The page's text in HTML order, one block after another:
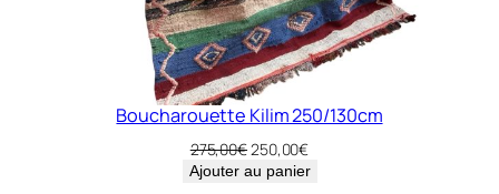
Boucharouette Kilim 250/130cm
275,00€Le
prix
250,00€Le
prix
Ajouter au panier